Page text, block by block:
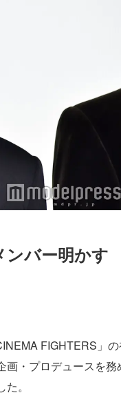
ンバー明かす
FIGHTERS」の
画・プロデュースを務
。